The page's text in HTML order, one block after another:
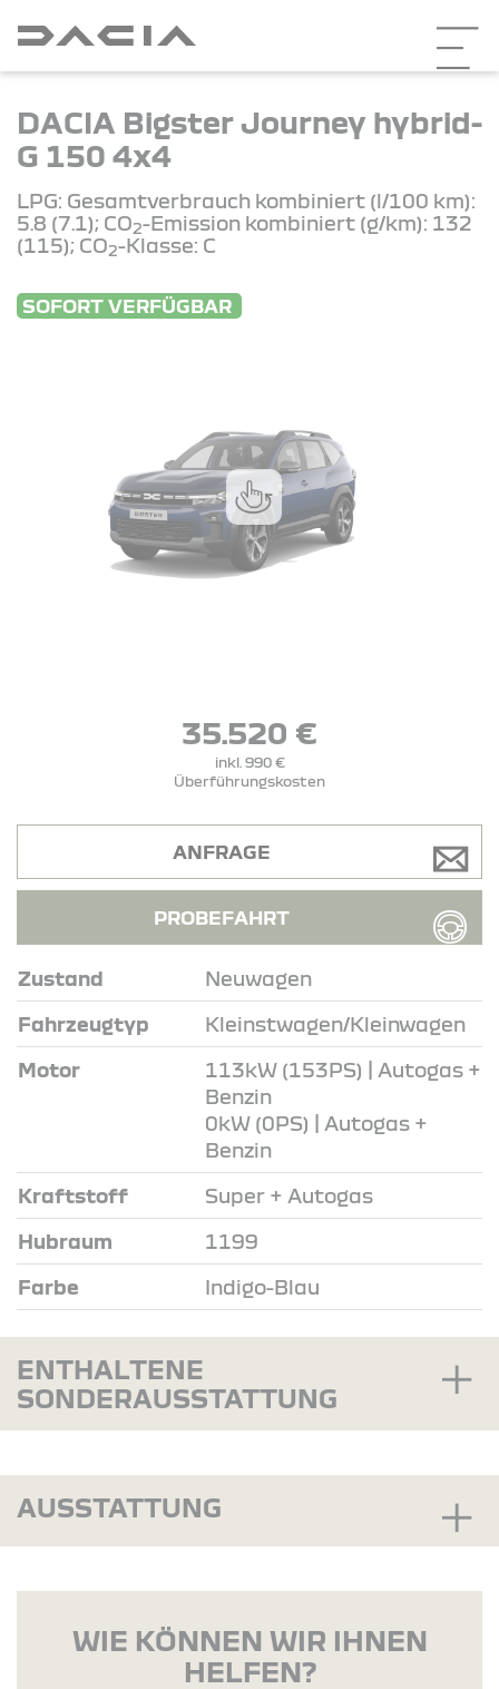
DACIA Bigster Journey hybrid-
G 150 4x4
LPG: Gesamtverbrauch kombiniert (l/100 km):
5.8 (7.1); CO2-Emission kombiniert (g/km): 132
(115); CO2-Klasse: C
SOFORT VERFÜGBAR
35.520 €
inkl. 990 €
Überführungskosten
Zustand Neuwagen
Fahrzeugtyp Kleinstwagen/Kleinwagen
Motor
113kW (153PS) | Autogas +
Benzin
0kW (0PS) | Autogas +
Benzin
Kraftstoff Super + Autogas
Hubraum 1199
Farbe Indigo-Blau
ANFRAGE
PROBEFAHRT
ENTHALTENE
SONDERAUSSTATTUNG
AUSSTATTUNG
WIE KÖNNEN WIR IHNEN
HELFEN?